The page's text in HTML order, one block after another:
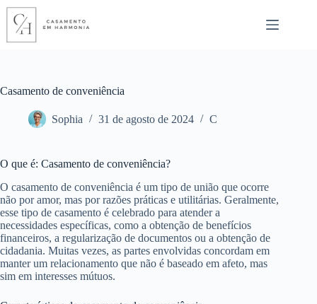
Pular
para
conteúdo
Casamento de conveniência
Sophia 31 de agosto de 2024 C
O que é: Casamento de conveniência?
O casamento de conveniência é um tipo de união que ocorre
não por amor, mas por razões práticas e utilitárias. Geralmente,
esse tipo de casamento é celebrado para atender a
necessidades específicas, como a obtenção de benefícios
financeiros, a regularização de documentos ou a obtenção de
cidadania. Muitas vezes, as partes envolvidas concordam em
manter um relacionamento que não é baseado em afeto, mas
sim em interesses mútuos.